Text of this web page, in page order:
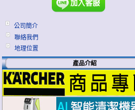
公司簡介
聯絡我們
地理位置
產品介紹